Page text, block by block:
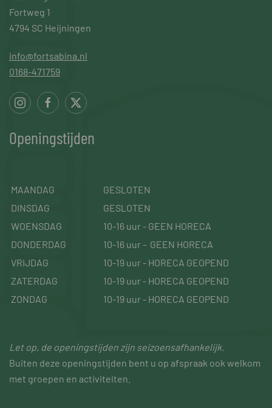
Fortweg 1
4794 SC Heijningen
info@fortsabina.nl
0168-471759
Openingstijden
MAANDAG
GESLOTEN
DINSDAG
GESLOTEN
WOENSDAG
10-16 uur - GEEN HORECA
DONDERDAG
10-16 uur - GEEN HORECA
VRIJDAG
10-19 uur - HORECA GEOPEND
ZATERDAG
10-19 uur - HORECA GEOPEND
ZONDAG
10-19 uur - HORECA GEOPEND
Let op, de openingstijden zijn seizoensafhankelijk.
Buiten deze openingstijden bent u op afspraak ook welkom
met groepen en activiteiten.